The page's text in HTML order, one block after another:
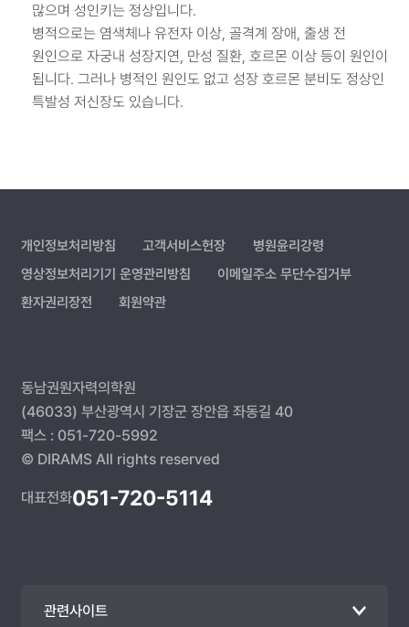
많으며 성인키는 정상입니다.
병적으로는 염색체나 유전자 이상, 골격계 장애, 출생 전
원인으로 자궁내 성장지연, 만성 질환, 호르몬 이상 등이 원인이
됩니다. 그러나 병적인 원인도 없고 성장 호르몬 분비도 정상인
특발성 저신장도 있습니다.
개인정보처리방침 고객서비스헌장
병원윤리강령
영상정보처리기기 운영관리방침
이메일주소 무단수집거부
환자권리장전
회원약관
동남권원자력의학원
(46033) 부산광역시 기장군 장안읍 좌동길 40
팩스 : 051-720-5992
© DIRAMS All rights reserved
대표전화051-720-5114
관련사이트